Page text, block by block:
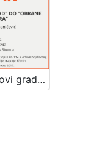
Od "Puta u novi grad" do "Obrane prostora" : Književni petak, 2. 4. 1965. / govori Marin Franičević ; urednik Stanislav Škunca